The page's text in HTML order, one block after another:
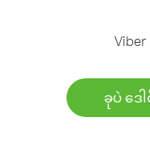
ခုပဲ ဒ